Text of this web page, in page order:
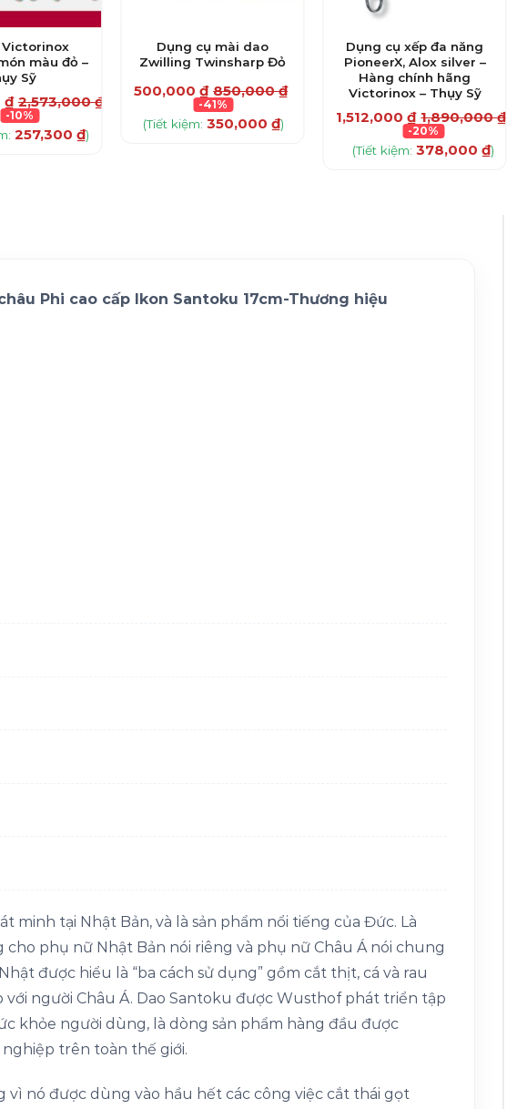
Victorinox
màu đỏ –
Sỹ
₫ 2,573,000₫
-10%
257,300 ₫)
Dụng cụ mài dao
Zwilling Twinsharp Đỏ
500,000₫ 850,000₫
-41%
(Tiết kiệm: 350,000 ₫)
Dụng cụ xếp đa năng
PioneerX, Alox silver –
Hàng chính hãng
Victorinox – Thụy Sỹ
1,512,000₫ 1,890,000₫
-20%
(Tiết kiệm:378,000₫)
Phi cao cấp Ikon Santoku 17cm-Thương hiệu
minh tại Nhật Bản, và là sản phẩm nổi tiếng của Đức. Là
phụ nữ Nhật Bản nói riêng và phụ nữ Châu Á nói chung
được hiểu là “ba cách sử dụng” gồm cắt thịt, cá và rau
người Châu Á. Dao Santoku được Wusthof phát triển tập
khỏe người dùng, là dòng sản phẩm hàng đầu được
trên toàn thế giới.
vì nó được dùng vào hầu hết các công việc cắt thái gọt